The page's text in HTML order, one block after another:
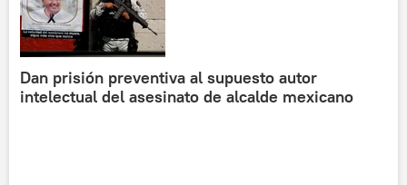
Dan prisión preventiva al supuesto autor
intelectual del asesinato de alcalde mexicano